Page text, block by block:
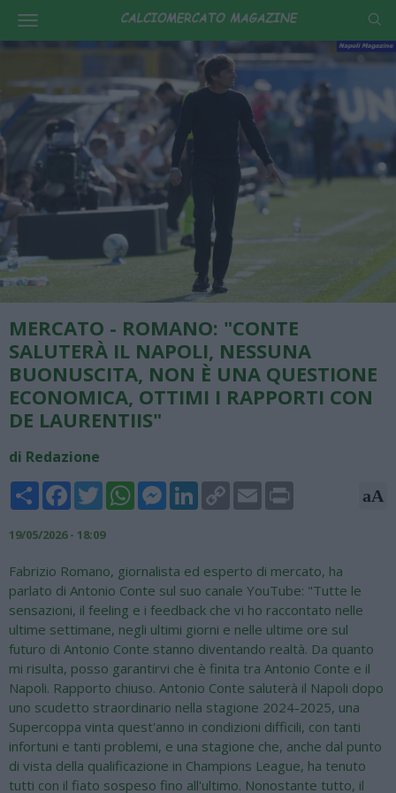
MERCATO - ROMANO: "CONTE
SALUTERÀ IL NAPOLI, NESSUNA
BUONUSCITA, NON È UNA QUESTIONE
ECONOMICA, OTTIMI I RAPPORTI CON
DE LAURENTIIS"
di Redazione
Share FacebookTwitterWhatsAppMessengerLinkedInCopy
Link
Email aA
19/05/2026 - 18:09
Fabrizio Romano, giornalista ed esperto di mercato, ha
parlato di Antonio Conte sul suo canale YouTube: "Tutte le
sensazioni, il feeling e i feedback che vi ho raccontato nelle
ultime settimane, negli ultimi giorni e nelle ultime ore sul
futuro di Antonio Conte stanno diventando realtà. Da quanto
mi risulta, posso garantirvi che è finita tra Antonio Conte e il
Napoli. Rapporto chiuso. Antonio Conte saluterà il Napoli dopo
uno scudetto straordinario nella stagione 2024-2025, una
Supercoppa vinta quest'anno in condizioni difficili, con tanti
infortuni e tanti problemi, e una stagione che, anche dal punto
di vista della qualificazione in Champions League, ha tenuto
tutti con il fiato sospeso fino all'ultimo. Nonostante tutto, il